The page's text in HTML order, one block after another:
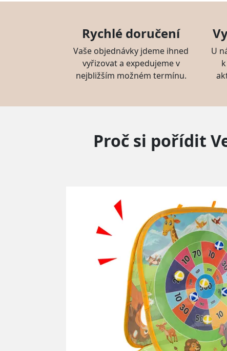
Rychlé doručení
Vaše objednávky jdeme ihned
vyřizovat a expedujeme v
nejbližším možném termínu.
U
Proč si pořídit